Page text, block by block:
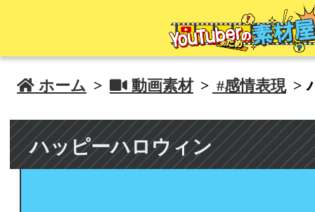
 ホーム >  動画素材 > #感情表現 >
ハッピーハロウィン